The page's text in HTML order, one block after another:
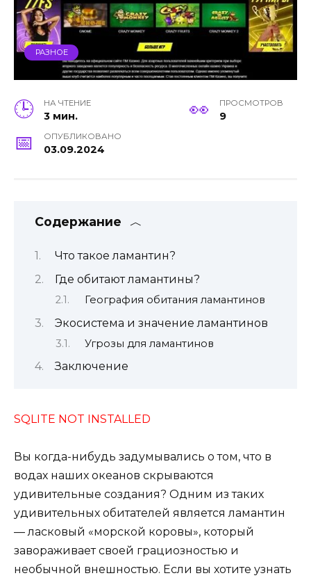
РАЗНОЕ
НА ЧТЕНИЕ
3 мин.
ПРОСМОТРОВ
9
ОПУБЛИКОВАНО
03.09.2024
Содержание
Что такое ламантин?
Где обитают ламантины?
География обитания ламантинов
Экосистема и значение ламантинов
Угрозы для ламантинов
Заключение
SQLITE NOT INSTALLED
Вы когда-нибудь задумывались о том, что в
водах наших океанов скрываются
удивительные создания? Одним из таких
удивительных обитателей является ламантин
— ласковый «морской коровы», который
завораживает своей грациозностью и
необычной внешностью. Если вы хотите узнать